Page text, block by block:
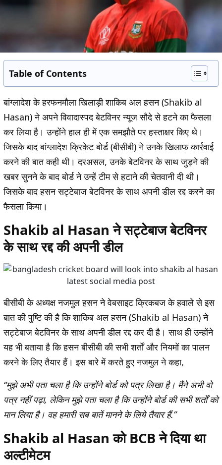
Table of Contents
बांग्लादेश के हरफनमौला खिलाड़ी शाकिब अल हसन (Shakib al
Hasan) ने अपने विवादास्पद बेटविनर न्यूज सौदे से हटने का फैसला
कर लिया है। उन्होंने हाल ही में एक समझौते पर हस्ताक्षर किए थे।
जिसके बाद बांग्लादेश क्रिकेट बोर्ड (बीसीबी) ने उनके खिलाफ कार्रवाई
करने की बात कही थी। दरअसल, उनके बेटविनर के साथ जुड़ने की
खबर सुनने के बाद बोर्ड ने उन्हें टीम से हटाने की चेतवानी दी थी।
जिसके बाद हसन सट्टेबाज बेटविनर के साथ अपनी डील रद्द करने का
फैसला किया।
Shakib al Hasan ने सट्टेबाज बेटविनर
के साथ रद्द की अपनी डील
बीसीबी के अध्यक्ष नजमुल हसन ने वेबसाइट क्रिकबज के हवाले से इस
बात की पुष्टि की है कि शाकिब अल हसन (Shakib al Hasan) ने
सट्टेबाज बेटविनर के साथ अपनी डील रद्द कर दी है। साथ ही उन्होंने
यह भी बताया है कि हसन बीसीबी की सभी शर्तों और नियमों का पालन
करने के लिए तैयार हैं। इस बारे में करते हुए नजमुल ने कहा,
“मुझे अभी पता चला है कि उन्होंने बोर्ड को पत्र लिखा है। मैंने अभी वो
पत्र नहीं पढ़ा, लेकिन मुझे पता चला है कि उन्होंने बोर्ड की सभी शर्तों को
मान लिया है। वह हमारी सब बातें मानने के लिये तैयार हैं.”
Shakib al Hasan को BCB ने दिया था
अल्टीमेटम